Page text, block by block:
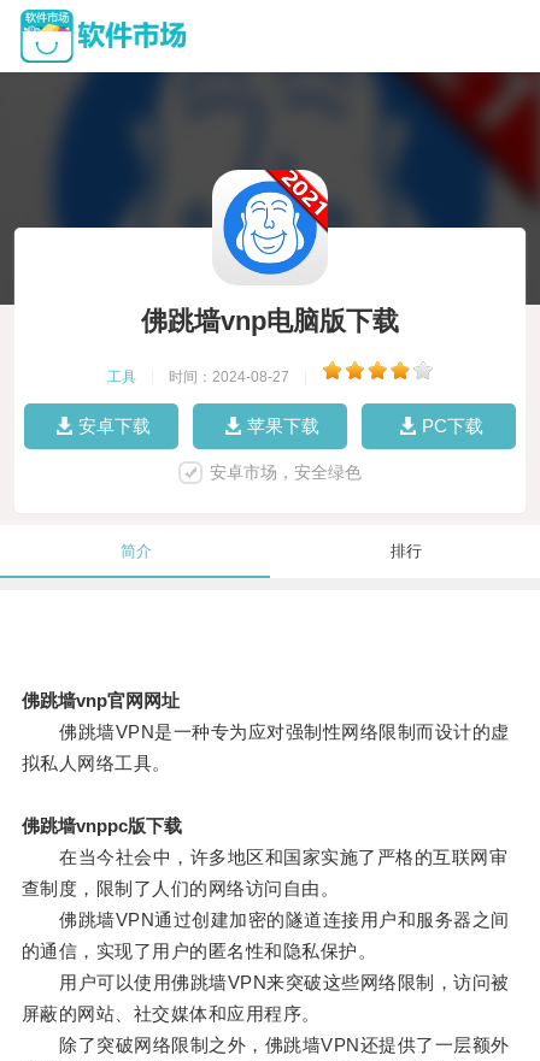
佛跳墙vnp电脑版下载
工具 时间：2024-08-27
安卓下载 苹果下载 PC下载
安卓市场，安全绿色
简介 排行
佛跳墙vnp官网网址
佛跳墙VPN是一种专为应对强制性网络限制而设计的虚
拟私人网络工具。
佛跳墙vnppc版下载
在当今社会中，许多地区和国家实施了严格的互联网审
查制度，限制了人们的网络访问自由。
佛跳墙VPN通过创建加密的隧道连接用户和服务器之间
的通信，实现了用户的匿名性和隐私保护。
用户可以使用佛跳墙VPN来突破这些网络限制，访问被
屏蔽的网站、社交媒体和应用程序。
除了突破网络限制之外，佛跳墙VPN还提供了一层额外